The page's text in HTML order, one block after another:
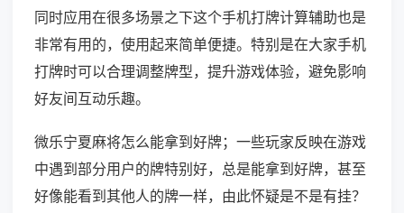
同时应用在很多场景之下这个手机打牌计算辅助也是
非常有用的，使用起来简单便捷。特别是在大家手机
打牌时可以合理调整牌型，提升游戏体验，避免影响
好友间互动乐趣。
微乐宁夏麻将怎么能拿到好牌；一些玩家反映在游戏
中遇到部分用户的牌特别好，总是能拿到好牌，甚至
好像能看到其他人的牌一样，由此怀疑是不是有挂？